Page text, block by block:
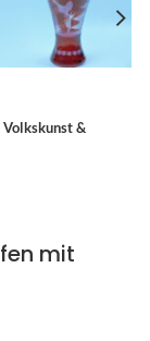
&
mit